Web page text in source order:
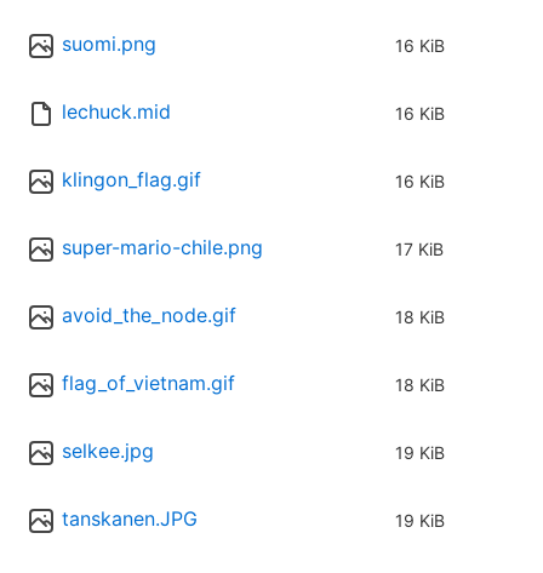
suomi.png 16 KiB
lechuck.mid 16 KiB
klingon_flag.gif 16 KiB
super-mario-chile.png 17 KiB
avoid_the_node.gif 18 KiB
flag_of_vietnam.gif 18 KiB
selkee.jpg 19 KiB
tanskanen.JPG 19 KiB